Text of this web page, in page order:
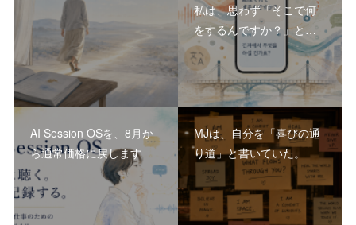
私は、思わず「そこで何
をするんですか？」と…
AI Session OSを、8月か
ら通常価格に戻します
MJは、自分を「喜びの通
り道」と書いていた。